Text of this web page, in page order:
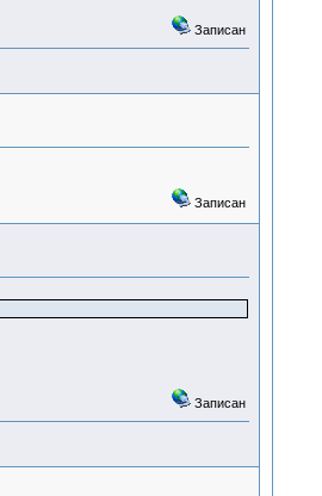
Записан
Записан
Записан